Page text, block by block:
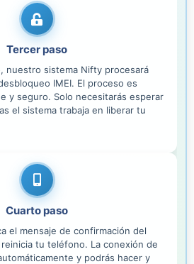
Tercer paso
nuestro sistema Nifty procesará
IMEI. El proceso es
y seguro. Solo necesitarás esperar
el sistema trabaja en liberar tu
Cuarto paso
el mensaje de confirmación del
tu teléfono. La conexión de
y podrás hacer y